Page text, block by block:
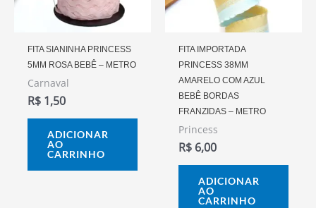
FITA SIANINHA PRINCESS
5MM ROSA BEBÊ – METRO
Carnaval
R$ 1,50
ADICIONAR
AO
CARRINHO
FITA IMPORTADA
PRINCESS 38MM
AMARELO COM AZUL
BEBÊ BORDAS
FRANZIDAS – METRO
Princess
R$ 6,00
ADICIONAR
AO
CARRINHO